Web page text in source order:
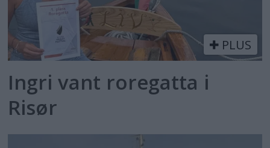
PLUS
Ingri vant roregatta i
Risør